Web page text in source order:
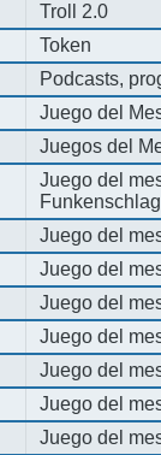
Troll 2.0
Token
Podcasts,
Juego del
Juegos del
Juego del
Juego del
Juego del
Juego del
Juego del
Juego del
Juego del
Juego del